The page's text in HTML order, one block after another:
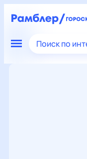
Поиск по